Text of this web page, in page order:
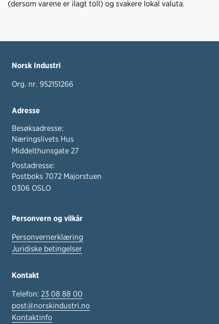
(dersom varene er ilagt toll) og svakere lokal valuta.
Norsk Industri
Org. nr. 952151266
Adresse
Besøksadresse:
Næringslivets Hus
Middelthunsgate 27
Postadresse:
Postboks 7072 Majorstuen
0306 OSLO
Personvern og vilkår
Personvernerklæring
Juridiske betingelser
Kontakt
Telefon: 23 08 88 00
post@norskindustri.no
Kontaktinfo